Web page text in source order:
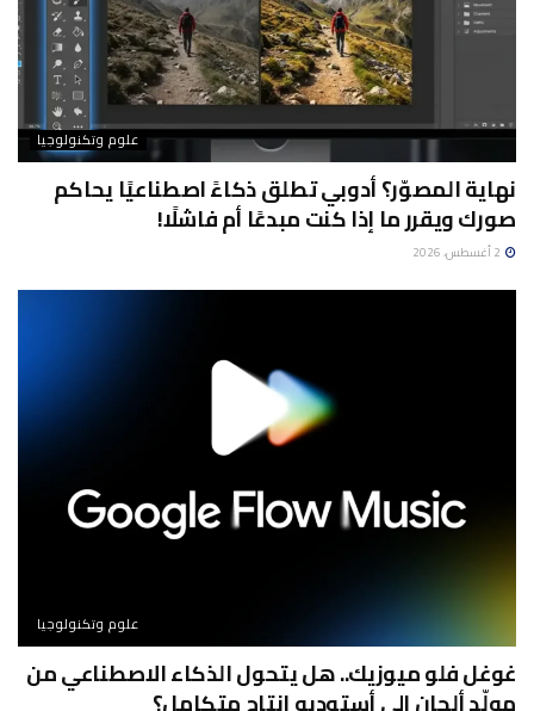
علوم وتكنولوجيا
نهاية المصوّر؟ أدوبي تطلق ذكاءً اصطناعيًا يحاكم
صورك ويقرر ما إذا كنت مبدعًا أم فاشلًا!
علوم وتكنولوجيا
غوغل فلو ميوزيك.. هل يتحول الذكاء الاصطناعي من